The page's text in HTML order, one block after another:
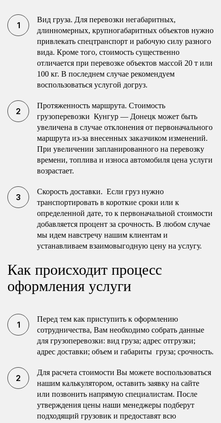
Вид груза. Для перевозки негабаритных,
длинномерных, крупногабаритных объектов нужно
привлекать спецтранспорт и рабочую силу разного
вида. Кроме того, стоимость существенно
отличается при перевозке объектов массой 20 т или
100 кг. В последнем случае рекомендуем
воспользоваться услугой догруз.
Протяженность маршрута. Стоимость
грузоперевозки Кунгур — Донецк может быть
увеличена в случае отклонения от первоначального
маршрута из-за внесенных заказчиком изменений.
При увеличении запланированного на перевозку
времени, топлива и износа автомобиля цена услуги
возрастает.
Скорость доставки. Если груз нужно
транспортировать в короткие сроки или к
определенной дате, то к первоначальной стоимости
добавляется процент за срочность. В любом случае
мы идем навстречу нашим клиентам и
устанавливаем взаимовыгодную цену на услугу.
Как происходит процесс
оформления услуги
Перед тем как приступить к оформлению
сотрудничества, Вам необходимо собрать данные
для грузоперевозки: вид груза; адрес отгрузки;
адрес доставки; объем и габариты груза; срочность.
Для расчета стоимости Вы можете воспользоваться
нашим калькулятором, оставить заявку на сайте
или позвонить напрямую специалистам. После
утверждения цены наши менеджеры подберут
подходящий грузовик и предоставят всю